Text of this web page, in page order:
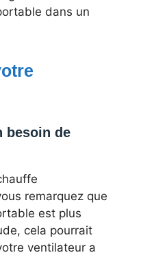
dans un
besoin de
remarquez que
est plus
cela pourrait
ventilateur a